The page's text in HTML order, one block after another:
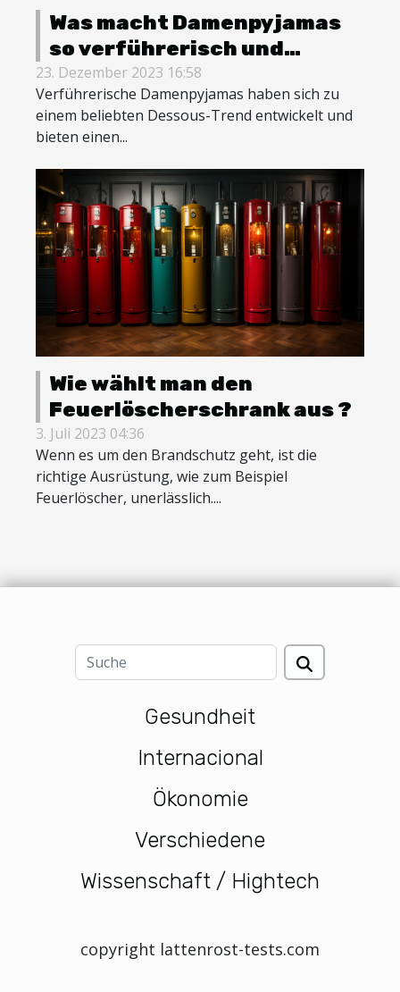
Was macht Damenpyjamas
so verführerisch und
attraktiv ?
23. Dezember 2023 16:58
Verführerische Damenpyjamas haben sich zu
einem beliebten Dessous-Trend entwickelt und
bieten einen...
Wie wählt man den
Feuerlöscherschrank aus ?
3. Juli 2023 04:36
Wenn es um den Brandschutz geht, ist die
richtige Ausrüstung, wie zum Beispiel
Feuerlöscher, unerlässlich....
Gesundheit
Internacional
Ökonomie
Verschiedene
Wissenschaft / Hightech
copyright lattenrost-tests.com